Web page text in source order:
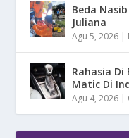
Beda
Juliana
Agu 5, 2026 |
Rahasia
Matic Di
Agu 4, 2026 |